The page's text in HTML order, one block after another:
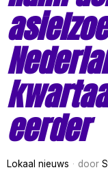
eerder
Lokaal nieuws door